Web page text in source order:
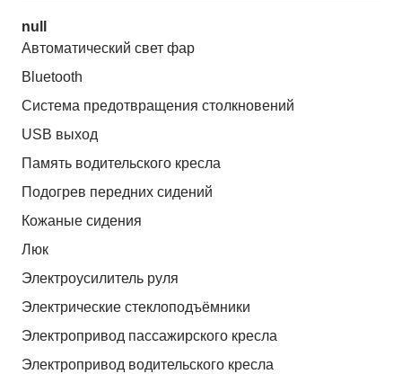
null
Автоматический свет фар
Bluetooth
Система предотвращения столкновений
USB выход
Память водительского кресла
Подогрев передних сидений
Кожаные сидения
Люк
Электроусилитель руля
Электрические стеклоподъёмники
Электропривод пассажирского кресла
Электропривод водительского кресла